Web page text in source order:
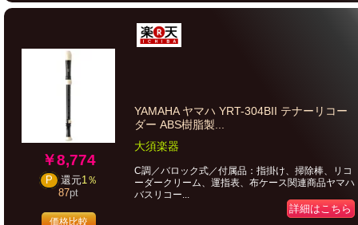
￥8,774
P 還元1％
87pt
価格比較
YAMAHA ヤマハ YRT-304BII テナーリコー
ダー ABS樹脂製...
大須楽器
C調／バロック式／付属品：指掛け、掃除棒、リコ
ーダークリーム、運指表、布ケース関連商品ヤマハ
バスリコー...
詳細はこちら